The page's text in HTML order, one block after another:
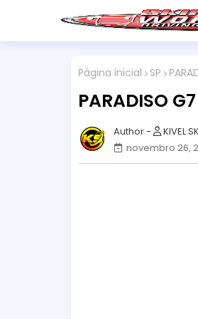
Página inicial SP
PARADISO
KIVEL
novembro 26,